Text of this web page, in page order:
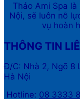
Thảo Ami Spa
Nội, sẽ luôn nỗ
vụ hoàn
THÔNG TIN
Đ/C: Nhà 2, Ngõ 8
Hà Nội
Hotline: 08 3333